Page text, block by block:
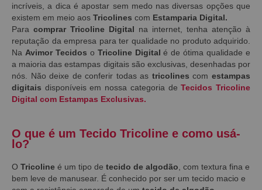
incríveis, a dica é apostar sem medo nas diversas opções que
existem em meio aos Tricolines com Estamparia Digital.
Para comprar Tricoline Digital na internet, tenha atenção à
reputação da empresa para ter qualidade no produto adquirido.
Na Avimor Tecidos o Tricoline Digital é de ótima qualidade e
a maioria das estampas digitais são exclusivas, desenhadas por
nós. Não deixe de conferir todas as tricolinescomestampas
digitais disponíveis em nossa categoria deTecidos Tricoline
Digital com Estampas Exclusivas.
O que é um Tecido Tricoline e como usá-
lo?
O Tricoline é um tipo de tecido de algodão , com textura fina e
bem leve de manusear. É conhecido por ser um tecido macio e